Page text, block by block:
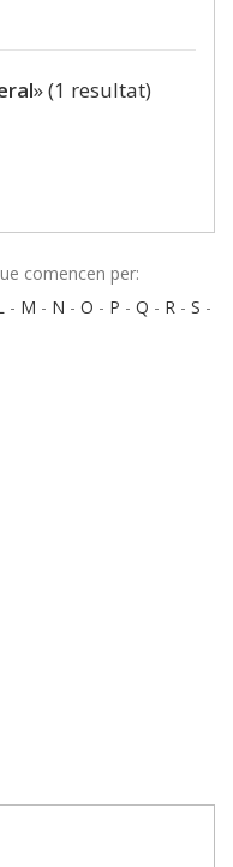
» (1 resultat)
comencen per:
- M - N - O - P - Q - R - S -